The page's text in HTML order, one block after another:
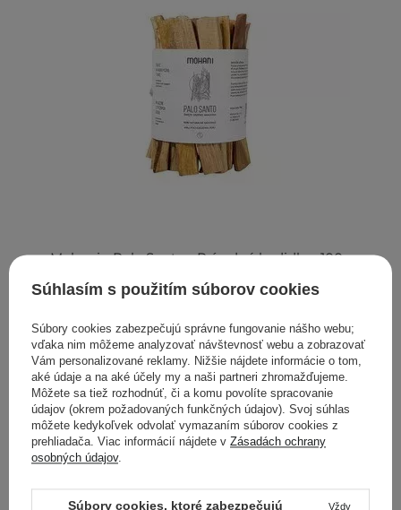
Mohani - Palo Santo - Prírodné kadidlo - 100g
12,00 €
Prírodné sójové sviečky
Sviečky, ktoré nájdete v našom e-shope, sú starostlivo
vyberané produkty, ktoré splnia očakávania aj tých
najnáročnejších zákazníkov. Snažíme sa poskytovať široký
výber vonných kompozícií, aby každý mohol začať alebo
príjemnou terapiou vôňami. U nás nájdete eko sviečky
Súhlasím s použitím súborov cookies
Súbory cookies zabezpečujú správne fungovanie nášho webu;
vďaka nim môžeme analyzovať návštevnosť webu a zobrazovať
Vám personalizované reklamy. Nižšie nájdete informácie o tom,
aké údaje a na aké účely my a naši partneri zhromažďujeme.
Môžete sa tiež rozhodnúť, či a komu povolíte spracovanie
údajov (okrem požadovaných funkčných údajov). Svoj súhlas
môžete kedykoľvek odvolať vymazaním súborov cookies z
prehliadača. Viac informácií nájdete v Zásadách ochrany
osobných údajov.
Súbory cookies, ktoré zabezpečujú Vždy